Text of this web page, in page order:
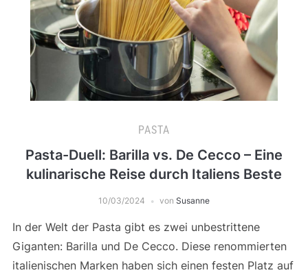
PASTA
Pasta-Duell: Barilla vs. De Cecco – Eine
kulinarische Reise durch Italiens Beste
10/03/2024 von Susanne
In der Welt der Pasta gibt es zwei unbestrittene
Giganten: Barilla und De Cecco. Diese renommierten
italienischen Marken haben sich einen festen Platz auf